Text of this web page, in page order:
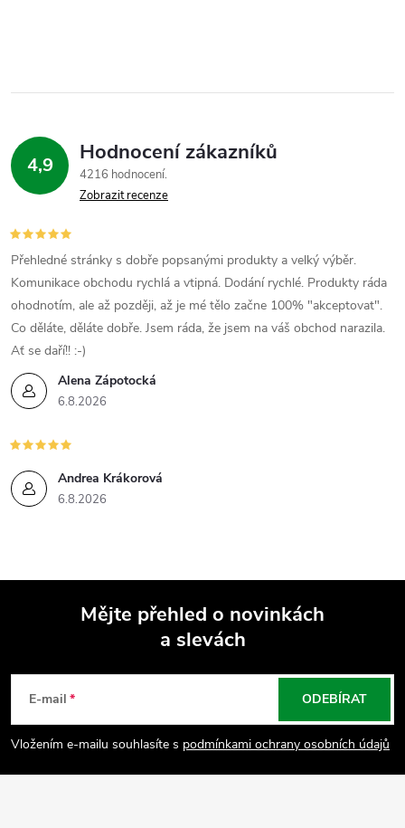
v
y
v
ý
p
i
s
u
4,9 Hodnocení zákazníků
4216 hodnocení
Zobrazit recenze
Alena Zápotocká
6.8.2026
Přehledné stránky s dobře popsanými produkty a velký výběr.
Komunikace obchodu rychlá a vtipná. Dodání rychlé. Produkty ráda
ohodnotím, ale až později, až je mé tělo začne 100% "akceptovat".
Co děláte, děláte dobře. Jsem ráda, že jsem na váš obchod narazila.
Ať se daří!! :-)
Andrea Krákorová
6.8.2026
p
a
Mějte přehled o novinkách
a slevách
E-mail
Vložením e-mailu souhlasíte s podmínkami ochrany osobních údajů
ODEBÍRAT